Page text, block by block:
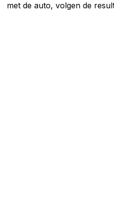
met de auto, volgen de